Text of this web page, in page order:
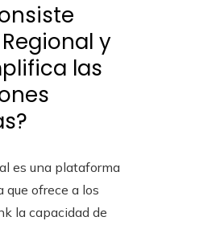
y
las
es una plataforma
ofrece a los
la capacidad de